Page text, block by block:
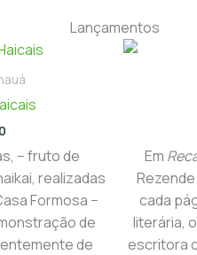
Lançamentos
− fruto de
realizadas
Formosa −
de
de
Em
cada
literária,
escritora